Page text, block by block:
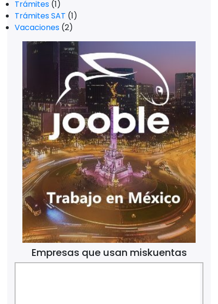
Trámites (1)
Trámites SAT (1)
Vacaciones (2)
Empresas que usan miskuentas